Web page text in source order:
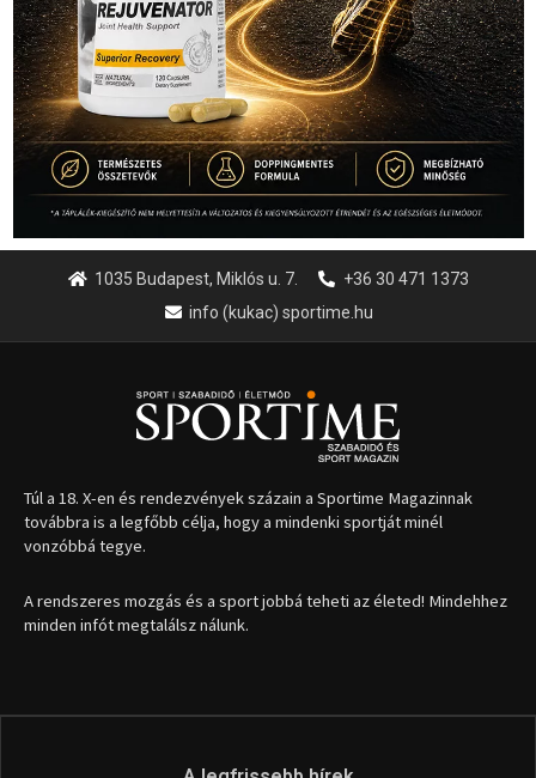
1035 Budapest, Miklós u. 7.
+36 30 471 1373
info (kukac) sportime.hu
Túl a 18. X-en és rendezvények százain a Sportime Magazinnak
továbbra is a legfőbb célja, hogy a mindenki sportját minél
vonzóbbá tegye.
A rendszeres mozgás és a sport jobbá teheti az életed! Mindehhez
minden infót megtalálsz nálunk.